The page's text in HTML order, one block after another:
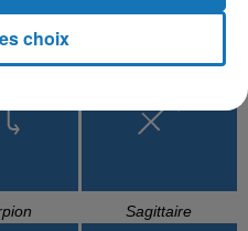
Sagittaire
choix